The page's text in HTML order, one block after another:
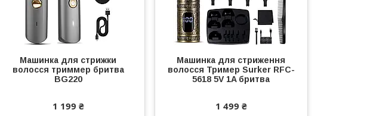
Машинка для стрижки
волосся триммер бритва
BG220
1 199 ₴
Машинка для стриження
волосся Тример Surker RFC-
5618 5V 1A бритва
1 499 ₴